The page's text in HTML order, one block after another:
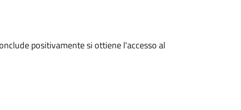
positivamente si ottiene l'accesso al